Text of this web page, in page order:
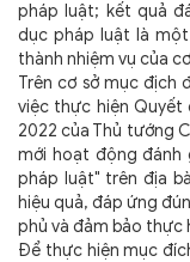
pháp luật; kết quả
dục pháp luật là
thành nhiệm vụ của
Trên cơ sở mục địch
việc thực hiện Quyết
2022 của Thủ tướng
mới hoạt động đánh
pháp luật" trên địa
hiệu quả, đáp ứng
phủ và đảm bảo thực
Để thực hiện mục